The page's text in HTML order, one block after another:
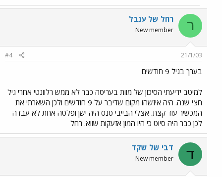
ר רחל של ענבל
New member
21/1/03
#4
בערך בגיל 9 חודשים
למיטב ידיעתי הסיכון של מוות בעריסה כבר לא ממש רלוונטי אחרי גיל
חצי שנה. היה איזשהו מקום שדיבר על 9 חודשים ולכן השארתי את
המכשיר עוד קצת. אצלי הבייבי סנס היה ישן ופלטה אחת לא עבדה
לכן כבר היה סיוט כי היו המון אזעקות שווא. רחל
ד דבי של שקד
New member